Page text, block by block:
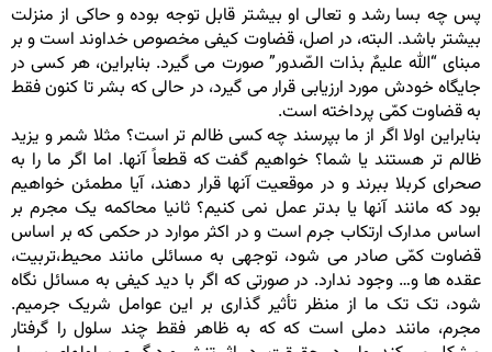
پس چه بسا رشد و تعالی او بیشتر قابل توجه بوده و حاکی از منزلت
بیشتر باشد. البته، در اصل، قضاوت کیفی مخصوص خداوند است و بر
مبنای “الله علیمٌ بذات الصّدور” صورت می گیرد. بنابراین، هر کسی در
جایگاه خودش مورد ارزیابی قرار می گیرد، در حالی که بشر تا کنون فقط
به قضاوت کمّی پرداخته است.
بنابراین اولا اگر از ما بپرسند چه کسی ظالم تر است؟ مثلا شمر و یزید
ظالم تر هستند یا شما؟ خواهیم گفت که قطعاً آنها. اما اگر ما را به
صحرای کربلا ببرند و در موقعیت آنها قرار دهند، آیا مطمئن خواهیم
بود که مانند آنها یا بدتر عمل نمی کنیم؟ ثانیا محاکمه یک مجرم بر
اساس مدارک ارتکاب جرم است و در اکثر موارد در حکمی که بر اساس
قضاوت کمّی صادر می شود، توجهی به مسائلی مانند محیط،تربیت،
عقده ها و… وجود ندارد. در صورتی که اگر با دید کیفی به مسائل نگاه
شود، تک تک ما از منظر تأثیر گذاری بر این عوامل شریک جرمیم.
مجرم، مانند دملی است که که به ظاهر فقط چند سلول را گرفتار